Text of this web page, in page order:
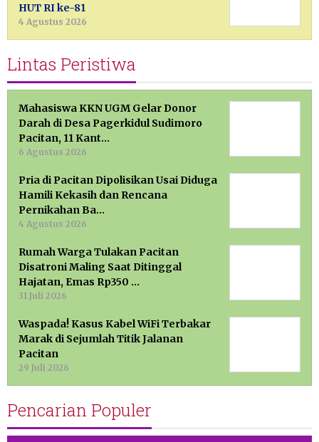
HUT RI ke-81
4 Agustus 2026
Lintas Peristiwa
Mahasiswa KKN UGM Gelar Donor
Darah di Desa Pagerkidul Sudimoro
Pacitan, 11 Kant…
6 Agustus 2026
Pria di Pacitan Dipolisikan Usai Diduga
Hamili Kekasih dan Rencana
Pernikahan Ba…
4 Agustus 2026
Rumah Warga Tulakan Pacitan
Disatroni Maling Saat Ditinggal
Hajatan, Emas Rp350 …
31 Juli 2026
Waspada! Kasus Kabel WiFi Terbakar
Marak di Sejumlah Titik Jalanan
Pacitan
29 Juli 2026
Pencarian Populer